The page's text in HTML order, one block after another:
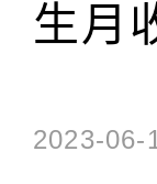
生月
2023-06-